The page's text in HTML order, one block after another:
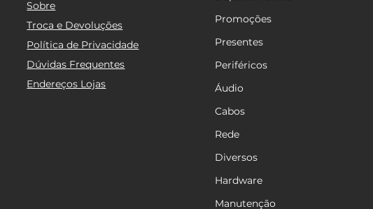
Sobre
Troca e Devoluções
Política de Privacidade
Dúvidas Frequentes
Endereços Lojas
Promoções
Presentes
Periféricos
Áudio
Cabos
Rede
Diversos
Hardware
Manutenção